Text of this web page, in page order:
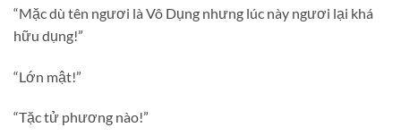
“Mặc dù tên ngươi là Vô Dụng nhưng lúc này ngươi lại khá
hữu dụng!”
“Lớn mật!”
“Tặc tử phương nào!”